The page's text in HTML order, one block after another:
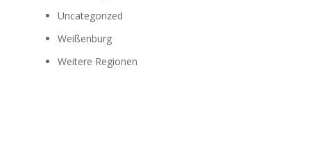
Uncategorized
Weißenburg
Weitere Regionen